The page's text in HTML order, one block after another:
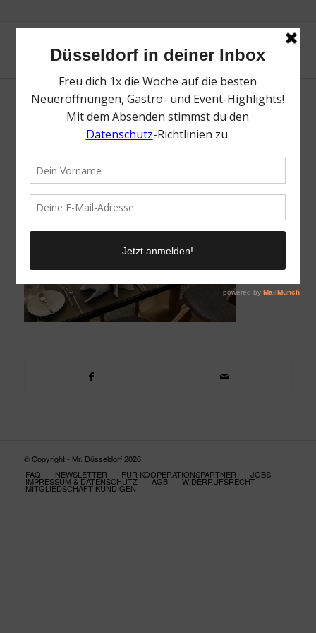
Kö59 2
28. November 2021 /
© Copyright - Mr. Düsseldorf 2026
FAQ
NEWSLETTER FÜR KOOPERATIONSPARTNER JOBS
IMPRESSUM & DATENSCHUTZ AGB WIDERRUFSRECHT
MITGLIEDSCHAFT KÜNDIGEN